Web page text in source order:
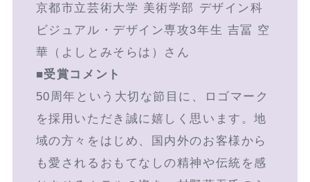
京都市立芸術大学 美術学部 デザイン科
ビジュアル・デザイン専攻3年生 吉冨 空
華（よしとみそらは）さん
■受賞コメント
50周年という大切な節目に、ロゴマーク
を採用いただき誠に嬉しく思います。地
域の方々をはじめ、国内外のお客様から
も愛されるおもてなしの精神や伝統を感